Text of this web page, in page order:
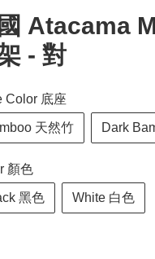
Atacama
- 對
Color 底座
天然竹 Dark
顏色
黑色 White 白色